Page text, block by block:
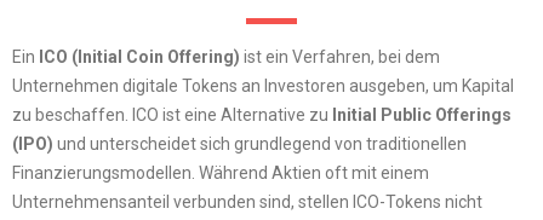
Ein ICO (Initial Coin Offering) ist ein Verfahren, bei dem
Unternehmen digitale Tokens an Investoren ausgeben, um Kapital
zu beschaffen. ICO ist eine Alternative zu Initial Public Offerings
(IPO) und unterscheidet sich grundlegend von traditionellen
Finanzierungsmodellen. Während Aktien oft mit einem
Unternehmensanteil verbunden sind, stellen ICO-Tokens nicht